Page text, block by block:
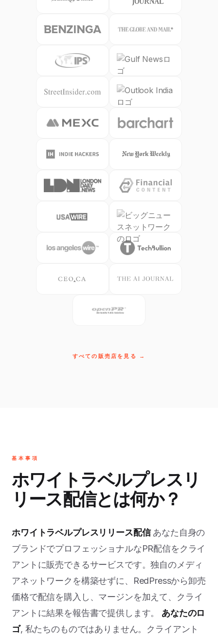
すべての販売店を見る →
基本事項
ホワイトラベルプレスリ
リース配信とは何か？
ホワイトラベルプレスリリース配信あなた自身の
ブランドでプロフェッショナルなPR配信をクライ
アントに販売できるサービスです。独自のメディ
アネットワークを構築せずに、RedPressから卸売
価格で配信を購入し、マージンを加えて、クライ
アントに結果を報告書で提供します。 あなたのロ
ゴ, 私たちのものではありません。クライアント